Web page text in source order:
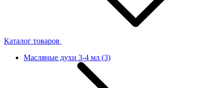
Каталог товаров
Масляные духи 3-4 мл (3)